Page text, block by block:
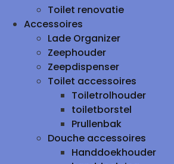
Toilet renovatie
Accessoires
Lade Organizer
Zeephouder
Zeepdispenser
Toilet accessoires
Toiletrolhouder
toiletborstel
Prullenbak
Douche accessoires
Handdoekhouder